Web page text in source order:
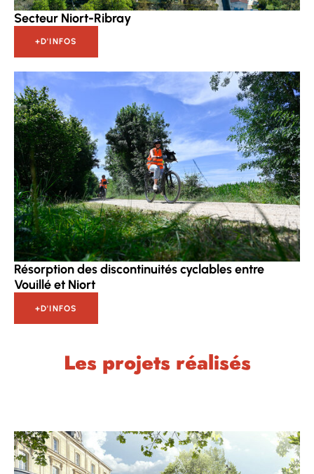
Secteur Niort-Ribray
+D'INFOS
Résorption des discontinuités cyclables entre
Vouillé et Niort
+D'INFOS
Les projets réalisés